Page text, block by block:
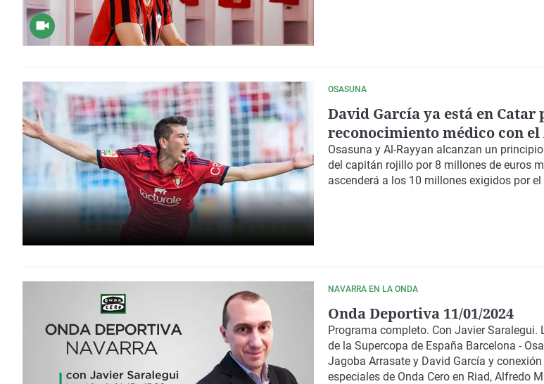
OSASUNA
David García ya está en Catar
reconocimiento médico con el
Osasuna y Al-Rayyan alcanzan un
del capitán rojillo por 8 millones de euros
ascenderá a los 10 millones exigidos por
NAVARRA EN LA ONDA
Onda Deportiva 11/01/2024
Programa completo. Con Javier
de la Supercopa de España Barcelona -
Jagoba Arrasate y David García y
especiales de Onda Cero en Riad, Alfredo